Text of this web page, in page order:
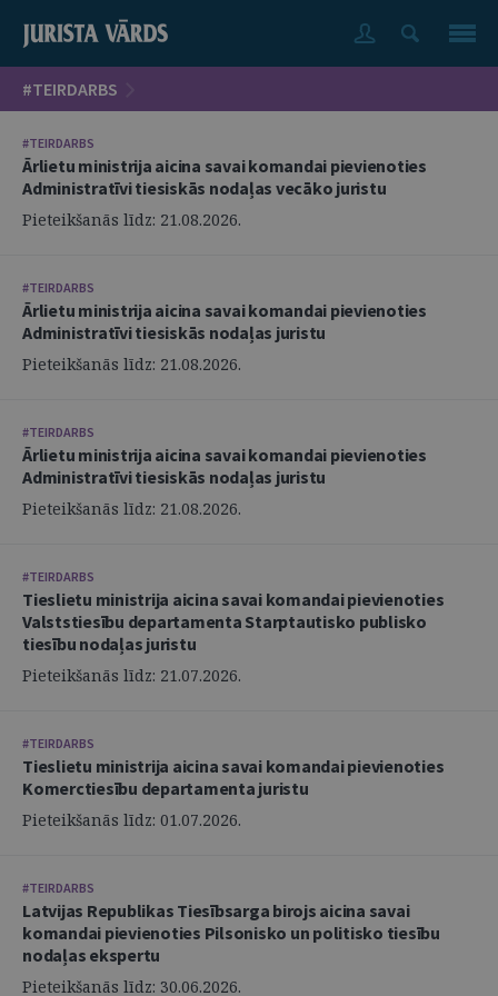
#TEIRDARBS
#TEIRDARBS
Ārlietu ministrija aicina savai komandai pievienoties
Administratīvi tiesiskās nodaļas vecāko juristu
Pieteikšanās līdz: 21.08.2026.
#TEIRDARBS
Ārlietu ministrija aicina savai komandai pievienoties
Administratīvi tiesiskās nodaļas juristu
Pieteikšanās līdz: 21.08.2026.
#TEIRDARBS
Ārlietu ministrija aicina savai komandai pievienoties
Administratīvi tiesiskās nodaļas juristu
Pieteikšanās līdz: 21.08.2026.
#TEIRDARBS
Tieslietu ministrija aicina savai komandai pievienoties
Valststiesību departamenta Starptautisko publisko
tiesību nodaļas juristu
Pieteikšanās līdz: 21.07.2026.
#TEIRDARBS
Tieslietu ministrija aicina savai komandai pievienoties
Komerctiesību departamenta juristu
Pieteikšanās līdz: 01.07.2026.
#TEIRDARBS
Latvijas Republikas Tiesībsarga birojs aicina savai
komandai pievienoties Pilsonisko un politisko tiesību
nodaļas ekspertu
Pieteikšanās līdz: 30.06.2026.